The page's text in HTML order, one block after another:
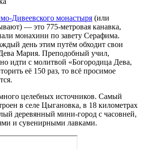
Дивеевского монастыря (или
— это 775-метровая канавка,
монахини по завету Серафима.
день этим путём обходит свои
Мария. Преподобный учил,
идти с молитвой «Богородица Дева,
её 150 раз, то всё просимое
целебных источников. Самый
в селе Цыгановка, в 18 километрах
деревянный мини‑город с часовней,
и сувенирными лавками.